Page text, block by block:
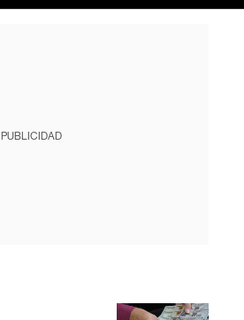
PUBLICIDAD